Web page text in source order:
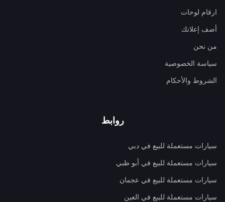
ارقام لوحات
أضف إعلانك
من نحن
سياسة الخصوصية
الشروط والأحكام
روابط
سيارات مستعملة للبيع في دبي
سيارات مستعملة للبيع في أبو ظبي
سيارات مستعملة للبيع في عجمان
سيارات مستعملة للبيع في العين